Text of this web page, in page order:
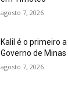
agosto 7, 2026
Kalil é o primeiro
Governo de Minas
agosto 7, 2026